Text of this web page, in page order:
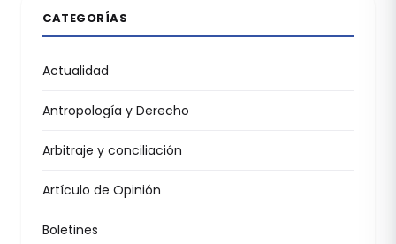
CATEGORÍAS
Actualidad
Antropología y Derecho
Arbitraje y conciliación
Artículo de Opinión
Boletines